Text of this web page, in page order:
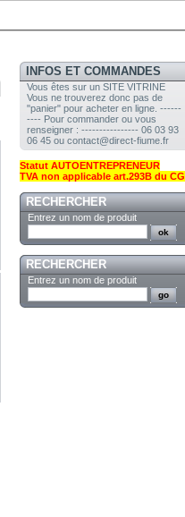
INFOS ET COMMANDES
Vous êtes sur un SITE VITRINE
Vous ne trouverez donc pas de
"panier" pour acheter en ligne. ------
---- Pour commander ou vous
renseigner : ---------------- 06 03 93
06 45 ou contact@direct-fiume.fr
Statut AUTOENTREPRENEUR
TVA non applicable art.293B du CGI
RECHERCHER
Entrez un nom de produit
RECHERCHER
Entrez un nom de produit